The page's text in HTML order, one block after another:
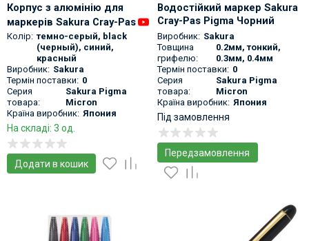
Корпус з алюмінію для
маркерів Sakura Cray-Pas
Колір: темно-серый, black
(черный), синий,
красный
Виробник: Sakura
Термін поставки: 0
Серия
товара:
Sakura Pigma
Micron
Країна виробник: Япония
На складі: 3 од.
Додати в кошик
Водостійкий маркер Sakura
Cray-Pas Pigma Чорний
Виробник: Sakura
Товщина
грифелю:
0.2мм, тонкий,
0.3мм, 0.4мм
Термін поставки: 0
Серия
товара:
Sakura Pigma
Micron
Країна виробник: Япония
Під замовлення
Передзамовлення